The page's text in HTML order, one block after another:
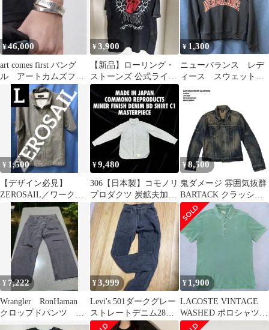
¥46,000
art comes first バング
ル アートカムズファ
ースト
¥3,900
【新品】ローリング・
ストーンズ 公式ライセ
ンス Tシャツ L ウォッ
シュ加工
¥ 1,300
ニューバランス レデ
ィース スウェット S
¥ 1,500
【デザイン必見】
ZEROSAIL／ワークシ
ャツ 半袖 グレー／L／
ゼロセイル
¥9,480
306【日本製】コモノリ
プロダクツ 炭鉱夫加工
デニムシャツ BD c1 名
作
¥8,500
鬼ダメージ 雰囲気抜群
BARTACK クラッシュ
デニムジャケット グラ
ンジ
¥ 7,222
Wrangler RonHaman
クロップドパンツ ロ
ンハーマン アメカジ
¥3,999
Levi's 501ダークグレー
ストレートデニム28イ
ンチ ウォッシュ加工
¥ 1,900
LACOSTE VINTAGE
WASHED ポロシャツ
ライトグリーン